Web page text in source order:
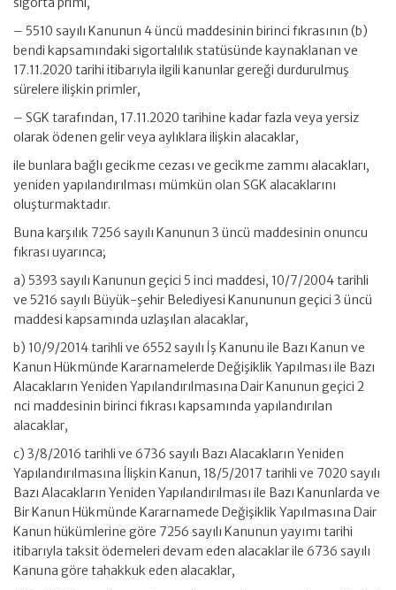
– 5510 sayılı Kanunun 4 üncü maddesinin birinci fıkrasının (b)
bendi kapsamındaki sigortalılık statüsünde kaynaklanan ve
17.11.2020 tarihi itibarıyla ilgili kanunlar gereği durdurulmuş
sürelere ilişkin primler,
– SGK tarafından, 17.11.2020 tarihine kadar fazla veya yersiz
olarak ödenen gelir veya aylıklara ilişkin alacaklar,
ile bunlara bağlı gecikme cezası ve gecikme zammı alacakları,
yeniden yapılandırılması mümkün olan SGK alacaklarını
oluşturmaktadır.
Buna karşılık 7256 sayılı Kanunun 3 üncü maddesinin onuncu
fıkrası uyarınca;
a) 5393 sayılı Kanunun geçici 5 inci maddesi, 10/7/2004 tarihli
ve 5216 sayılı Büyük-şehir Belediyesi Kanununun geçici 3 üncü
maddesi kapsamında uzlaşılan alacaklar,
b) 10/9/2014 tarihli ve 6552 sayılı İş Kanunu ile Bazı Kanun ve
Kanun Hükmünde Kararnamelerde Değişiklik Yapılması ile Bazı
Alacakların Yeniden Yapılandırılmasına Dair Kanunun geçici 2
nci maddesinin birinci fıkrası kapsamında yapılandırılan
alacaklar,
c) 3/8/2016 tarihli ve 6736 sayılı Bazı Alacakların Yeniden
Yapılandırılmasına İlişkin Kanun, 18/5/2017 tarihli ve 7020 sayılı
Bazı Alacakların Yeniden Yapılandırılması ile Bazı Kanunlarda ve
Bir Kanun Hükmünde Kararnamede Değişiklik Yapılmasına Dair
Kanun hükümlerine göre 7256 sayılı Kanunun yayımı tarihi
itibarıyla taksit ödemeleri devam eden alacaklar ile 6736 sayılı
Kanuna göre tahakkuk eden alacaklar,